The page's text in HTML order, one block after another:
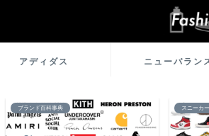
アディダス ニューバラン
ブランド百科事典 スニーカー